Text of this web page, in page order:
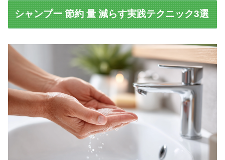
シャンプー 節約 量 減らす実践テクニック3選